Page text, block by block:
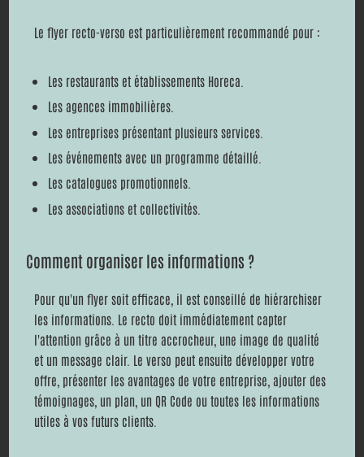
Le flyer recto-verso est particulièrement recommandé pour :
Les restaurants et établissements Horeca.
Les agences immobilières.
Les entreprises présentant plusieurs services.
Les événements avec un programme détaillé.
Les catalogues promotionnels.
Les associations et collectivités.
Comment organiser les informations ?
Pour qu'un flyer soit efficace, il est conseillé de hiérarchiser
les informations. Le recto doit immédiatement capter
l'attention grâce à un titre accrocheur, une image de qualité
et un message clair. Le verso peut ensuite développer votre
offre, présenter les avantages de votre entreprise, ajouter des
témoignages, un plan, un QR Code ou toutes les informations
utiles à vos futurs clients.